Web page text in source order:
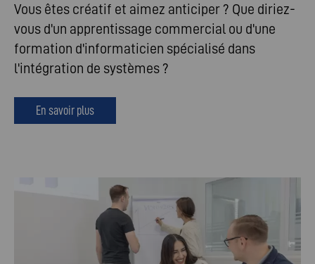
Vous êtes créatif et aimez anticiper ? Que diriez-
vous d'un apprentissage commercial ou d'une
formation d'informaticien spécialisé dans
l'intégration de systèmes ?
En savoir plus